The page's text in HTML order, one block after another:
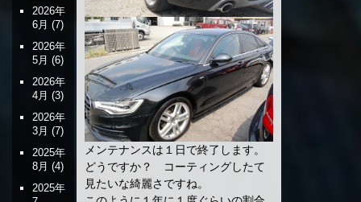
メンテナンスは１日で終了します。
どうですか？ コーティングしたて
見たいな綺麗さですね。
2026年
6月 (7)
2026年
5月 (6)
2026年
4月 (3)
2026年
3月 (7)
2025年
8月 (4)
2025年